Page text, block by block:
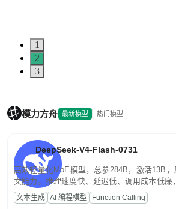
1
2
3
模力方舟 最新模型 热门模型
DeepSeek-V4-Flash-0731
高效轻量化MoE模型，总参284B，激活13B
文能力。推理速度快、延迟低、调用成本低廉
高并发、轻量化任务，适合日常对话、内容创
文案处理等普惠刚需场景。
文本生成 AI 编程模型 Function Calling